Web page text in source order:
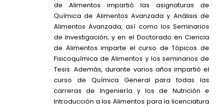
de Alimentos impartió las asignaturas de
Química de Alimentos Avanzada y Análisis de
Alimentos Avanzada, así como los Seminarios
de Investigación; y en el Doctorado en Ciencia
de Alimentos imparte el curso de Tópicos de
Fisicoquímica de Alimentos y los seminarios de
Tesis. Además, durante varios años impartió el
curso de Química General para todas las
carreras de Ingeniería y los de Nutrición e
Introducción a los Alimentos para la licenciatura